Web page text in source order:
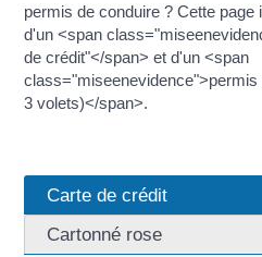
permis de conduire ? Cette page
d'un <span
de crédit"</span> et d'un <span
3 volets)</span>.
Carte de crédit
Cartonné rose